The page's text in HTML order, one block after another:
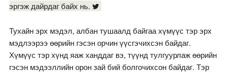
эргэж дайрдаг байх нь.
Тухайн эрх мэдэл, албан тушаалд байгаа хүмүүс тэр эрх
мэдлээрээ өөрийн гэсэн орчин үүсгэчихсэн байдаг.
Хүмүүс тэр хүнд яаж ханддаг вэ, түүнд тулгуурлаж өөрийн
гэсэн мэдээллийн орон зай бий болгочихсон байдаг. Тэр